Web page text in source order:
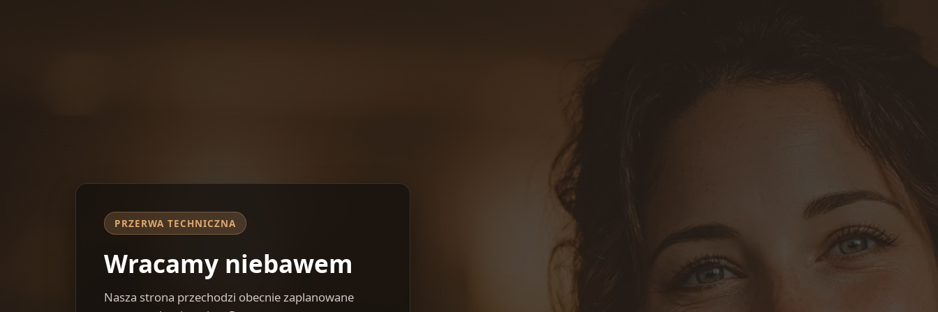
PRZERWA TECHNICZNA
Wracamy niebawem
Nasza strona przechodzi obecnie zaplanowane